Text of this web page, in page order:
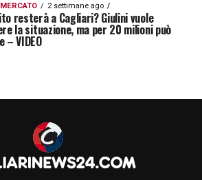
2 settimane ago
resterà a Cagliari? Giulini vuole
la situazione, ma per 20 milioni può
– VIDEO